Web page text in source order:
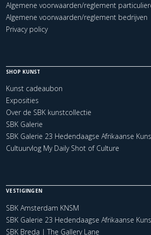
Algemene voorwaarden/reglement
Algemene voorwaarden/reglement bedrijven
Privacy policy
SHOP KUNST
Kunst cadeaubon
Exposities
Over de SBK kunstcollectie
SBK Galerie
SBK Galerie 23 Hedendaagse Afrikaanse
Cultuurvlog My Daily Shot of Culture
VESTIGINGEN
SBK Amsterdam KNSM
SBK Galerie 23 Hedendaagse Afrikaanse
SBK Breda | The Gallery Lane